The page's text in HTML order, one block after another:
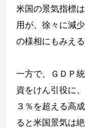
米国の景気指標
用が、徐々に減
の様相にもみえる
一方で、ＧＤＰ
資をけん引役に
３％を超える高
ると米国景気は